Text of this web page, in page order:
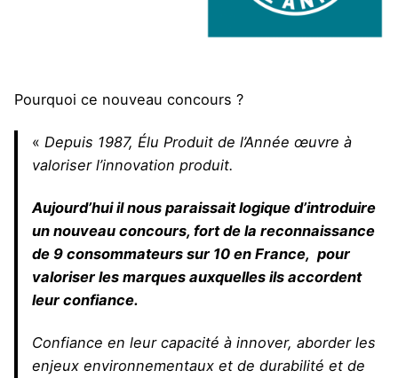
Pourquoi ce nouveau concours ?
« Depuis 1987, Élu Produit de l’Année œuvre à
valoriser l’innovation produit.
Aujourd’hui il nous paraissait logique d’introduire
un nouveau concours, fort de la reconnaissance
de 9 consommateurs sur 10 en France, pour
valoriser les marques auxquelles ils accordent
leur confiance.
Confiance en leur capacité à innover, aborder les
enjeux environnementaux et de durabilité et de